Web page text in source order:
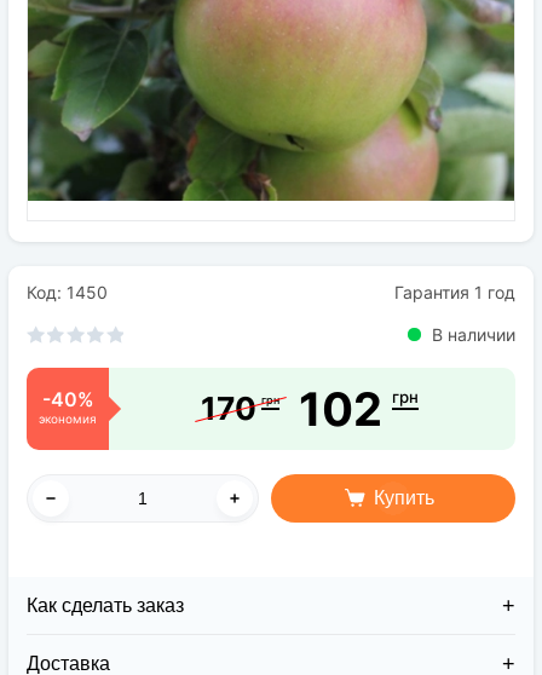
Семена
Удобрения
Средства защиты растений
Код: 1450 Гарантия 1 год
В наличии
-40%
экономия 170 грн 102 грн
Купить
Как сделать заказ
Доставка